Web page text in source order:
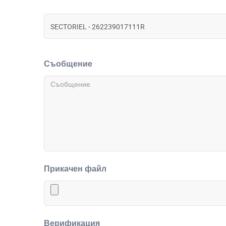
Съобщение
Прикачен файл
Верификация